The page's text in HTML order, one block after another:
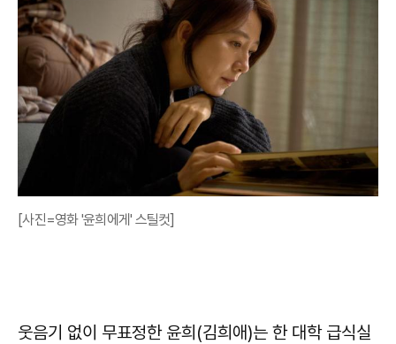
[사진=영화 '윤희에게' 스틸컷]
웃음기 없이 무표정한 윤희(김희애)는 한 대학 급식실